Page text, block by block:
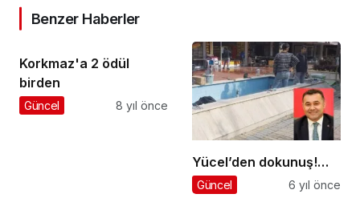
Benzer Haberler
Korkmaz'a 2 ödül
birden
Güncel 8 yıl önce
Yücel’den dokunuş!…
Güncel 6 yıl önce